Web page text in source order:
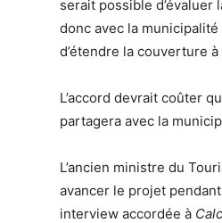
serait possible
donc avec la
d’étendre la couverture
L’accord devrait coûter
partagera avec la
L’ancien ministre du
avancer le projet
interview accordée à